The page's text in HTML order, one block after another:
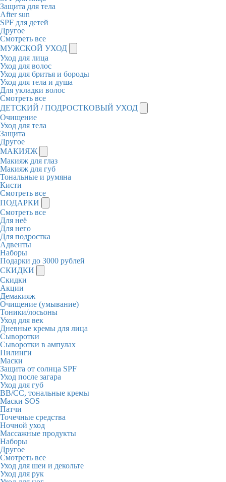
Защита для тела
After sun
SPF для детей
Другое
Смотреть все
МУЖСКОЙ УХОД
Уход для лица
Уход для волос
Уход для бритья и бороды
Уход для тела и душа
Для укладки волос
Смотреть все
ДЕТСКИЙ / ПОДРОСТКОВЫЙ УХОД
Очищение
Уход для тела
Защита
Другое
МАКИЯЖ
Макияж для глаз
Макияж для губ
Тональные и румяна
Кисти
Смотреть все
ПОДАРКИ
Смотреть все
Для неё
Для него
Для подростка
Адвенты
Наборы
Подарки до 3000 рублей
СКИДКИ
Скидки
Акции
Демакияж
Очищение (умывание)
Тоники/лосьоны
Уход для век
Дневные кремы для лица
Сыворотки
Сыворотки в ампулах
Пилинги
Маски
Защита от солнца SPF
Уход после загара
Уход для губ
BB/CC, тональные кремы
Маски SOS
Патчи
Точечные средства
Ночной уход
Массажные продукты
Наборы
Другое
Смотреть все
Уход для шеи и декольте
Уход для рук